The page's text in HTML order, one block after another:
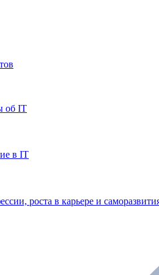
об IT
в IT
роста в карьере и